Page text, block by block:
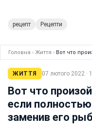
рецепт Рецепти
Головна › Життя › Вот что
ЖИТТЯ 07 лютого 2022 ·
Вот что
если
заменив его